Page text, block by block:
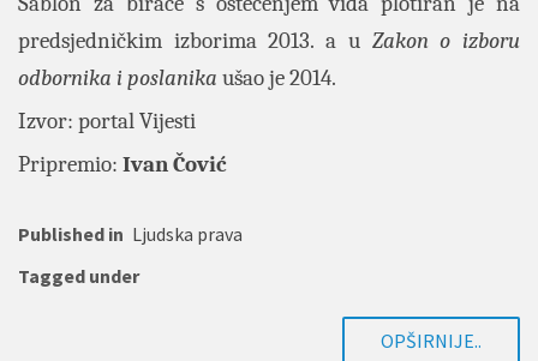
predsjedničkim izborima 2013. a u Zakon o izboru
odbornika i poslanika ušao je 2014.
Izvor: portalVijesti
Pripremio: Ivan Čović
Published in Ljudska prava
Tagged under
OPŠIRNIJE..